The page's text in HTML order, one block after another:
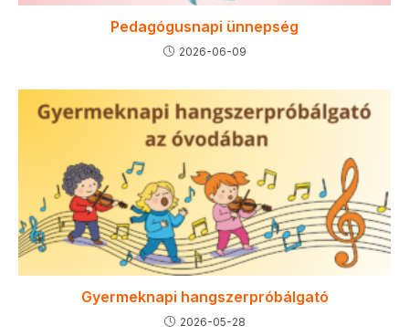
Pedagógusnapi ünnepség
2026-06-09
Gyermeknapi hangszerpróbálgató
2026-05-28